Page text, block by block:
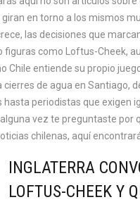
en torno a los mismos
las decisiones que
figuras como Loftus-Cheek,
Chile entiende su propio
cierres de agua en Santiago,
hasta periodistas que exigen
vez te preguntaste por
chilenas, aquí
INGLATERRA
LOFTUS-CHEEK Y